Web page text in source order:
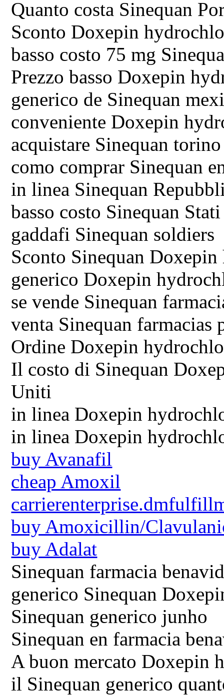
Quanto costa Sinequan
Sconto Doxepin
basso costo 75 mg
Prezzo basso Doxepin
generico de Sinequan
conveniente Doxepin
acquistare Sinequan torino
como comprar Sinequan
in linea Sinequan
basso costo Sinequan
gaddafi Sinequan soldiers
Sconto Sinequan
generico Doxepin
se vende Sinequan
venta Sinequan farmacias
Ordine Doxepin
Il costo di Sinequan
Uniti
in linea Doxepin
in linea Doxepin
buy Avanafil
cheap Amoxil
buy Amoxicillin/
buy Adalat
Sinequan farmacia
generico Sinequan
Sinequan generico junho
Sinequan en farmacia
A buon mercato Doxepin
il Sinequan generico